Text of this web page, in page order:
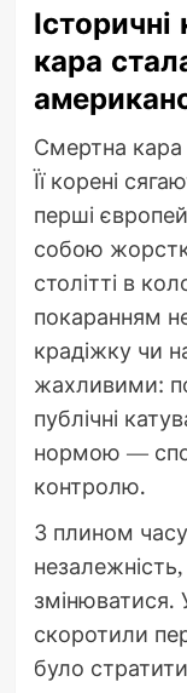
кара
Смертна
Її корені
перші
собою
столітті в
покаранням
крадіжку чи
жахливими:
публічні
нормою —
контролю.
З плином
змінюватися.
скоротили
було